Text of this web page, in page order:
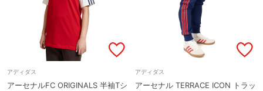
アディダス
アーセナルFC ORIGINALS 半袖Tシ
アディダス
アーセナル TERRACE ICON トラッ